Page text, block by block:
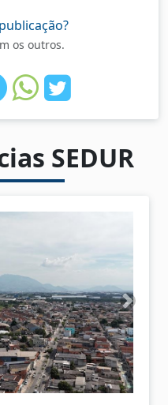
os outros.
SEDUR
P
r
ó
x
i
m
o